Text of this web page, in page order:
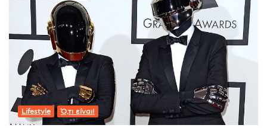
Lifestyle Ό,τι είναι!